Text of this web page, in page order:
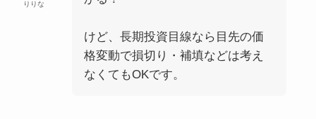
りりな
けど、長期投資目線なら目先の価
格変動で損切り・補填などは考え
なくてもOKです。